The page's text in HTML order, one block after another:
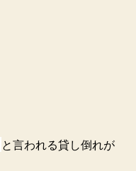
と言われる貸し倒れが